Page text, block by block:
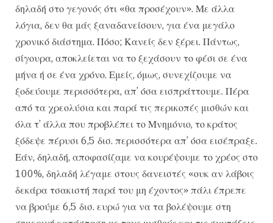
δηλαδή στο γεγονός ότι «θα προσέχουν». Με άλλα
λόγια, δεν θα μάς ξαναδανείσουν, για ένα μεγάλο
χρονικό διάστημα. Πόσο; Κανείς δεν ξέρει. Πάντως,
σίγουρα, αποκλείεται να το ξεχάσουν το φέσι σε ένα
μήνα ή σε ένα χρόνο. Εμείς, όμως, συνεχίζουμε να
ξοδεύουμε περισσότερα, απ’ όσα εισπράττουμε. Πέρα
από τα χρεολύσια και παρά τις περικοπές μισθών και
όλα τ’ άλλα που προβλέπει το Μνημόνιο, το κράτος
ξόδεψε πέρυσι 6,5 δισ. περισσότερα απ’ όσα εισέπραξε.
Εάν, δηλαδή, αποφασίζαμε να κουρέψουμε το χρέος στο
100%, δηλαδή λέγαμε στους δανειστές «ουκ αν λάβοις
δεκάρα τσακιστή παρά του μη έχοντος» πάλι έπρεπε
να βρούμε 6,5 δισ. ευρώ για να τα βολέψουμε στη